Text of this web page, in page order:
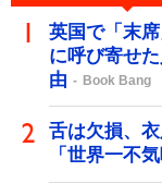
英国で「末
に呼び寄せ
由
Book Bang
舌は欠損、
「世界一不